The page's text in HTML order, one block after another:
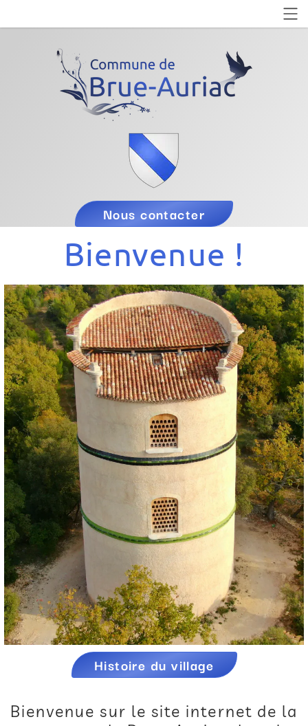
Nous contacter
Bienvenue !
Histoire du village
Bienvenue sur le site internet de la